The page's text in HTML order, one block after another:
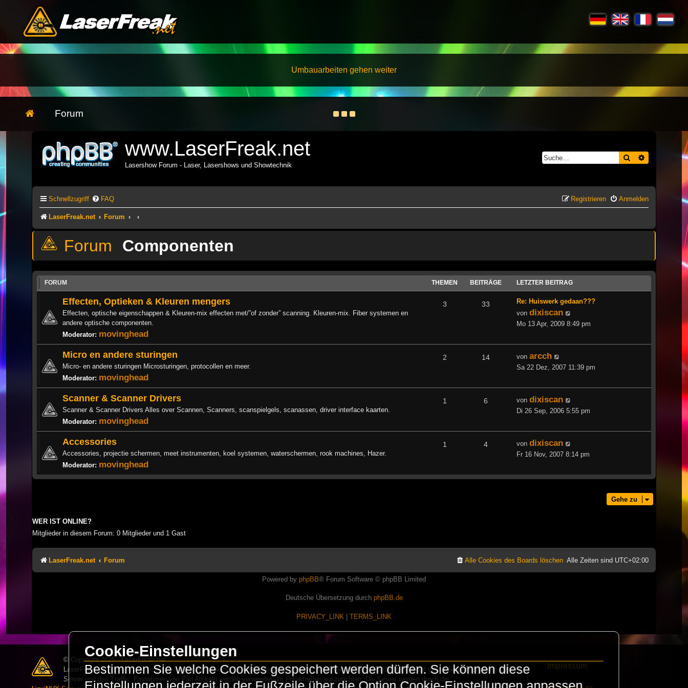
Umbauarbeiten gehen weiter
Forum
www.LaserFreak.net
Lasershow Forum - Laser, Lasershows und Showtechnik
Suche Erweiterte
Schnellzugriff FAQ Anmelden
Registrieren
LaserFreak.net Forum
Componenten
FORUM THEMEN BEITRÄGE LETZTER BEITRAG
Effecten, Optieken & Kleuren mengers
Effecten, optische eigenschappen & Kleuren-mix effecten met/”of zonder” scanning. Kleuren-mix. Fiber systemen en
andere optische componenten.
Moderator: movinghead
3 33
Re: Huiswerk gedaan???
von dixiscan
Beitrag
Mo 13 Apr, 2009 8:49 pm
Micro en andere sturingen
Micro- en andere sturingen Microsturingen, protocollen en meer.
Moderator: movinghead
2 14 von arcch
Beitrag
Sa 22 Dez, 2007 11:39 pm
Scanner & Scanner Drivers
Scanner & Scanner Drivers Alles over Scannen, Scanners, scanspielgels, scanassen, driver interface kaarten.
Moderator: movinghead
1 6 von dixiscan
Beitrag
Di 26 Sep, 2006 5:55 pm
Accessories
Accessories, projectie schermen, meet instrumenten, koel systemen, waterschermen, rook machines, Hazer.
Moderator: movinghead
1 4 von dixiscan
Beitrag
Fr 16 Nov, 2007 8:14 pm
Gehe zu
WER IST ONLINE?
Mitglieder in diesem Forum: 0 Mitglieder und 1 Gast
LaserFreak.net Forum Alle Zeiten sind UTC+02:00
Alle Cookies des Boards löschen
Powered by phpBB® Forum Software © phpBB Limited
Deutsche Übersetzung durch phpBB.de
PRIVACY_LINK TERMS_LINK
© Copyright 2025 - LaserFreak.net
LaserFreak ist ein freies und offenes Forum zum Thema Lasershowtechnik. Wir sind nicht kommerziell und die Banner auf dieser Seite finanzieren die
Server und den Traffic. Einnahmen von Fan Artikeln werden verwendet um Freaktreffen auszurichten. Die Server werden durch die
Impressum
Cookie-Einstellungen
Bestimmen Sie welche Cookies gespeichert werden dürfen. Sie können diese